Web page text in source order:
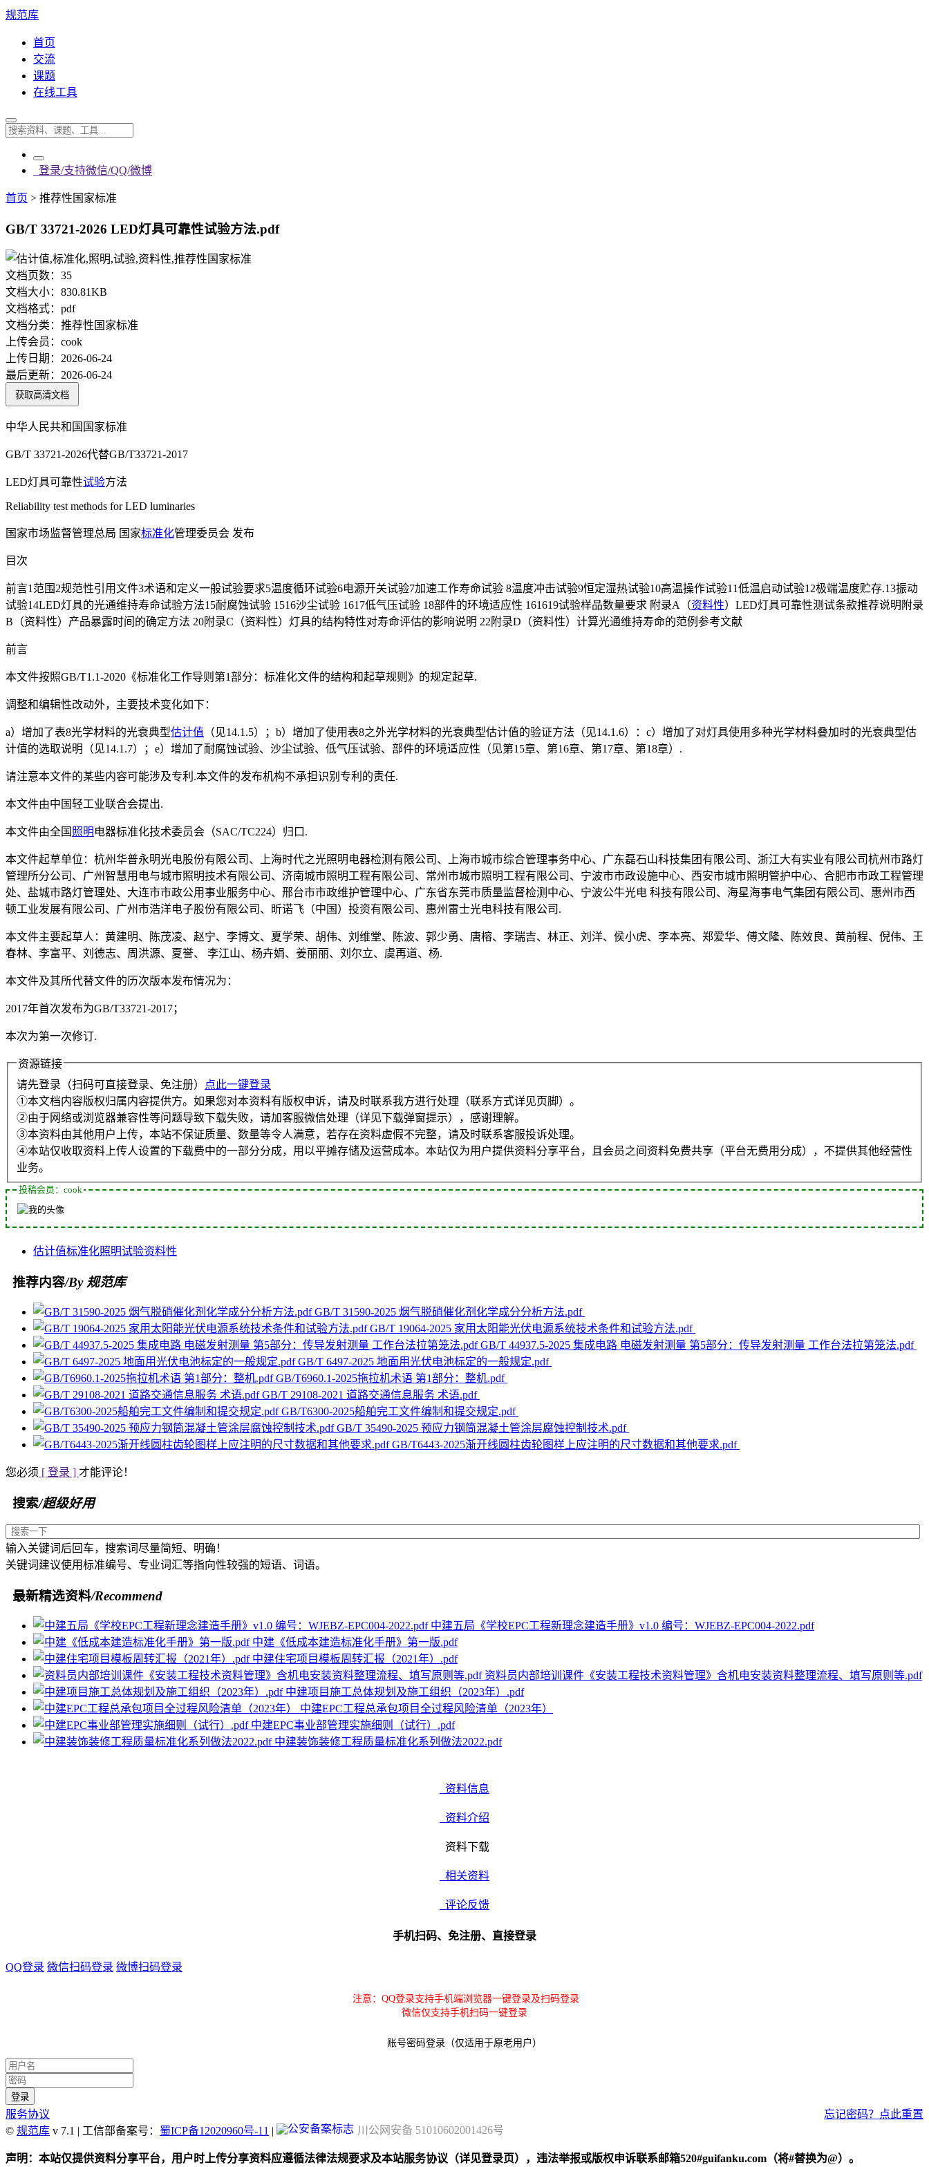
规范库
首页
交流
课题
在线工具
登录/支持微信/QQ/微博
首页 > 推荐性国家标准
GB/T 33721-2026 LED灯具可靠性试验方法.pdf
文档页数： 35
文档大小： 830.81KB
文档格式： pdf
文档分类： 推荐性国家标准
上传会员： cook
上传日期： 2026-06-24
最后更新： 2026-06-24
获取高清文档
中华人民共和国国家标准
GB/T 33721-2026代替GB/T33721-2017
LED灯具可靠性试验方法
Reliability test methods for LED luminaries
国家市场监督管理总局 国家标准化管理委员会 发布
目次
前言1范围2规范性引用文件3术语和定义一般试验要求5温度循环试验6电源开关试验7加速工作寿命试验 8温度冲击试验9恒定湿热试验10高温操作试验11低温启动试验12极端温度贮存.13振动
试验14LED灯具的光通维持寿命试验方法15耐腐蚀试验 1516沙尘试验 1617低气压试验 18部件的环境适应性 161619试验样品数量要求 附录A（资料性）LED灯具可靠性测试条款推荐说明附录
B（资料性）产品暴露时间的确定方法 20附录C（资料性）灯具的结构特性对寿命评估的影响说明 22附录D（资料性）计算光通维持寿命的范例参考文献
前言
本文件按照GB/T1.1-2020《标准化工作导则第1部分：标准化文件的结构和起草规则》的规定起草.
调整和编辑性改动外，主要技术变化如下：
a）增加了表8光学材料的光衰典型估计值 （见14.1.5）；b）增加了使用表8之外光学材料的光衰典型估计值的验证方法（见14.1.6）：c）增加了对灯具使用多种光学材料叠加时的光衰典型估
计值的选取说明（见14.1.7）；e）增加了耐腐蚀试验、沙尘试验、低气压试验、部件的环境适应性（见第15章、第16章、第17章、第18章）.
请注意本文件的某些内容可能涉及专利.本文件的发布机构不承担识别专利的责任.
本文件由中国轻工业联合会提出.
本文件由全国 照明 电器标准化技术委员会（SAC/TC224）归口.
本文件起草单位：杭州华普永明光电股份有限公司、上海时代之光照明电器检测有限公司、上海市城市综合管理事务中心、广东磊石山科技集团有限公司、浙江大有实业有限公司杭州市路灯
管理所分公司、广州智慧用电与城市照明技术有限公司、济南城市照明工程有限公司、常州市城市照明工程有限公司、宁波市市政设施中心、西安市城市照明管护中心、合肥市市政工程管理
处、盐城市路灯管理处、大连市市政公用事业服务中心、邢台市市政维护管理中心、广东省东莞市质量监督检测中心、宁波公牛光电 科技有限公司、海星海事电气集团有限公司、惠州市西
顿工业发展有限公司、广州市浩洋电子股份有限公司、昕诺飞（中国）投资有限公司、惠州雷士光电科技有限公司.
本文件主要起草人：黄建明、陈茂凌、赵宁、李博文、夏学荣、胡伟、刘维堂、陈波、郭少勇、唐榕、李瑞吉、林正、刘洋、侯小虎、李本亮、郑爱华、傅文隆、陈效良、黄前程、倪伟、王
春林、李富平、刘德志、周洪源、夏誉、 李江山、杨卉娟、姜丽丽、刘尔立、虞再道、杨.
本文件及其所代替文件的历次版本发布情况为：
2017年首次发布为GB/T33721-2017；
本次为第一次修订.
资源链接
请先登录（扫码可直接登录、免注册）
点此一键登录
①本文档内容版权归属内容提供方。如果您对本资料有版权申诉，请及时联系我方进行处理（联系方式详见页脚）。
②由于网络或浏览器兼容性等问题导致下载失败，请加客服微信处理（详见下载弹窗提示），感谢理解。
③本资料由其他用户上传，本站不保证质量、数量等令人满意，若存在资料虚假不完整，请及时联系客服投诉处理。
④本站仅收取资料上传人设置的下载费中的一部分分成，用以平摊存储及运营成本。本站仅为用户提供资料分享平台，且会员之间资料免费共享（平台无费用分成），不提供其他经营性
业务。
投稿会员：cook
估计值标准化照明试验资料性
推荐内容/By 规范库
GB/T 31590-2025 烟气脱硝催化剂化学成分分析方法.pdf
GB/T 19064-2025 家用太阳能光伏电源系统技术条件和试验方法.pdf
GB/T 44937.5-2025 集成电路 电磁发射测量 第5部分：传导发射测量 工作台法拉第笼法.pdf
GB/T 6497-2025 地面用光伏电池标定的一般规定.pdf
GB/T6960.1-2025拖拉机术语 第1部分：整机.pdf
GB/T 29108-2021 道路交通信息服务 术语.pdf
GB/T6300-2025船舶完工文件编制和提交规定.pdf
GB/T 35490-2025 预应力钢筒混凝土管涂层腐蚀控制技术.pdf
GB/T6443-2025渐开线圆柱齿轮图样上应注明的尺寸数据和其他要求.pdf
您必须 [ 登录 ] 才能评论！
搜索/超级好用
输入关键词后回车，搜索词尽量简短、明确！
关键词建议使用标准编号、专业词汇等指向性较强的短语、词语。
最新精选资料/Recommend
中建五局《学校EPC工程新理念建造手册》v1.0 编号：WJEBZ-EPC004-2022.pdf
中建《低成本建造标准化手册》第一版.pdf
中建住宅项目模板周转汇报（2021年）.pdf
资料员内部培训课件《安装工程技术资料管理》含机电安装资料整理流程、填写原则等.pdf
中建项目施工总体规划及施工组织（2023年）.pdf
中建EPC工程总承包项目全过程风险清单（2023年）
中建EPC事业部管理实施细则（试行）.pdf
中建装饰装修工程质量标准化系列做法2022.pdf
资料信息
资料介绍
资料下载
相关资料
评论反馈
手机扫码、免注册、直接登录
QQ登录 微信扫码登录 微博扫码登录
注意：QQ登录支持手机端浏览器一键登录及扫码登录
微信仅支持手机扫码一键登录
账号密码登录（仅适用于原老用户）
服务协议
忘记密码？点此重置
© 规范库 v 7.1 | 工信部备案号： 蜀ICP备12020960号-11 | 川公网安备 51010602001426号
声明：本站仅提供资料分享平台，用户时上传分享资料应遵循法律法规要求及本站服务协议（详见登录页），违法举报或版权申诉联系邮箱520#guifanku.com（将#替换为@）。